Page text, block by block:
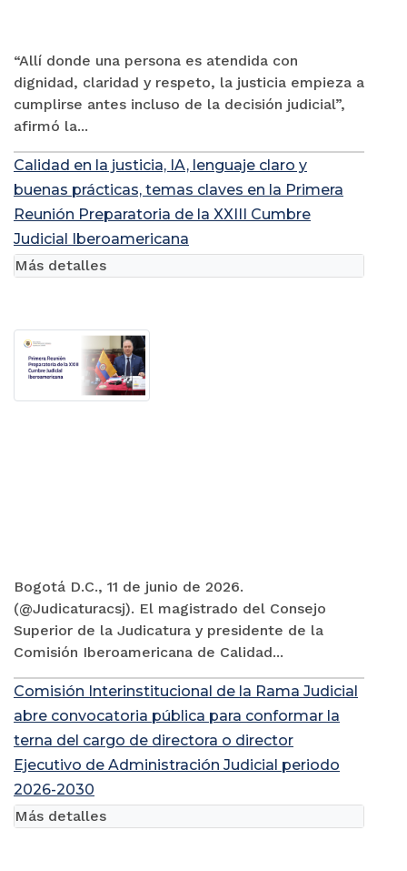
“Allí donde una persona es atendida con
dignidad, claridad y respeto, la justicia empieza a
cumplirse antes incluso de la decisión judicial”,
afirmó la...
Calidad en la justicia, IA, lenguaje claro y
buenas prácticas, temas claves en la Primera
Reunión Preparatoria de la XXIII Cumbre
Judicial Iberoamericana
Bogotá D.C., 11 de junio de 2026.
(@Judicaturacsj). El magistrado del Consejo
Superior de la Judicatura y presidente de la
Comisión Iberoamericana de Calidad...
Más detalles
Comisión Interinstitucional de la Rama Judicial
abre convocatoria pública para conformar la
terna del cargo de directora o director
Ejecutivo de Administración Judicial periodo
2026-2030
Más detalles